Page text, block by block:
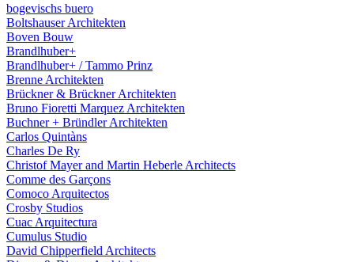
bogevischs buero
Boltshauser Architekten
Boven Bouw
Brandlhuber+
Brandlhuber+ / Tammo Prinz
Brenne Architekten
Brückner & Brückner Architekten
Bruno Fioretti Marquez Architekten
Buchner + Bründler Architekten
Carlos Quintàns
Charles De Ry
Christof Mayer and Martin Heberle Architects
Comme des Garçons
Comoco Arquitectos
Crosby Studios
Cuac Arquitectura
Cumulus Studio
David Chipperfield Architects